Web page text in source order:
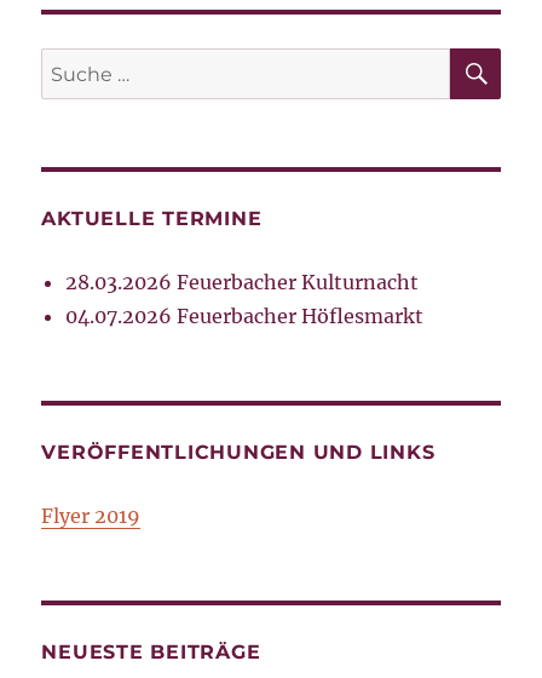
Suche
nach:
AKTUELLE TERMINE
28.03.2026 Feuerbacher Kulturnacht
04.07.2026 Feuerbacher Höflesmarkt
VERÖFFENTLICHUNGEN UND LINKS
Flyer 2019
NEUESTE BEITRÄGE